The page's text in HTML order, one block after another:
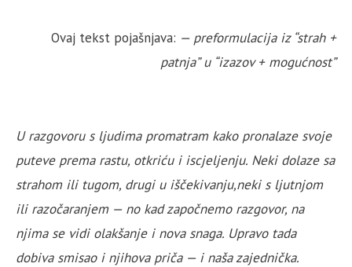
Ovaj tekst pojašnjava: — preformulacija iz “strah +
patnja” u “izazov + mogućnost”
U razgovoru s ljudima promatram kako pronalaze svoje
puteve prema rastu, otkriću i iscjeljenju. Neki dolaze sa
strahom ili tugom, drugi u iščekivanju,neki s ljutnjom
ili razočaranjem — no kad započnemo razgovor, na
njima se vidi olakšanje i nova snaga. Upravo tada
dobiva smisao i njihova priča — i naša zajednička.